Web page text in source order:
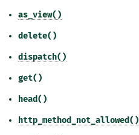
as_view()
delete()
dispatch()
get()
head()
http_method_not_allowed()